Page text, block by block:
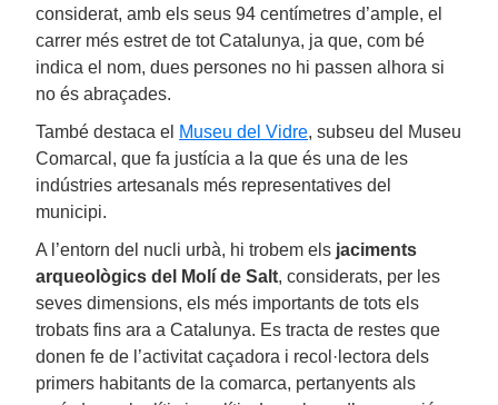
considerat, amb els seus 94 centímetres d’ample, el
carrer més estret de tot Catalunya, ja que, com bé
indica el nom, dues persones no hi passen alhora si
no és abraçades.
També destaca el Museu del Vidre, subseu del Museu
Comarcal, que fa justícia a la que és una de les
indústries artesanals més representatives del
municipi.
A l’entorn del nucli urbà, hi trobem els jaciments
arqueològics del Molí de Salt, considerats, per les
seves dimensions, els més importants de tots els
trobats fins ara a Catalunya. Es tracta de restes que
donen fe de l’activitat caçadora i recol·lectora dels
primers habitants de la comarca, pertanyents als